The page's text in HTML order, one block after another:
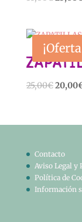
era:
25,00€El
era:
20,00
Contacto
Aviso Legal y
Política de
Información